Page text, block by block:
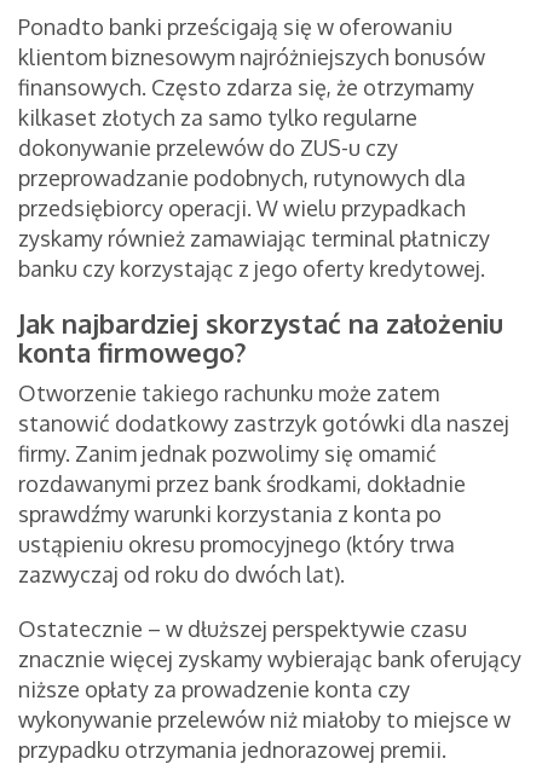
Ponadto banki prześcigają się w oferowaniu
klientom biznesowym najróżniejszych bonusów
finansowych. Często zdarza się, że otrzymamy
kilkaset złotych za samo tylko regularne
dokonywanie przelewów do ZUS-u czy
przeprowadzanie podobnych, rutynowych dla
przedsiębiorcy operacji. W wielu przypadkach
zyskamy również zamawiając terminal płatniczy
banku czy korzystając z jego oferty kredytowej.
Jak najbardziej skorzystać na założeniu
konta firmowego?
Otworzenie takiego rachunku może zatem
stanowić dodatkowy zastrzyk gotówki dla naszej
firmy. Zanim jednak pozwolimy się omamić
rozdawanymi przez bank środkami, dokładnie
sprawdźmy warunki korzystania z konta po
ustąpieniu okresu promocyjnego (który trwa
zazwyczaj od roku do dwóch lat).
Ostatecznie – w dłuższej perspektywie czasu
znacznie więcej zyskamy wybierając bank oferujący
niższe opłaty za prowadzenie konta czy
wykonywanie przelewów niż miałoby to miejsce w
przypadku otrzymania jednorazowej premii.